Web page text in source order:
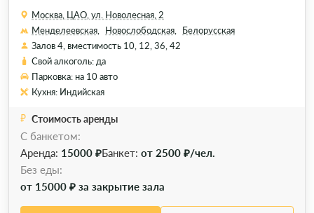
Москва, ЦАО, ул. Новолесная, 2
Менделеевская,
Новослободская,
Белорусская
Залов 4, вместимость 10, 12, 36, 42
Свой алкоголь: да
Парковка: на 10 авто
Кухня: Индийская
Стоимость аренды
С банкетом:
Аренда: 15000 ₽Банкет: от 2500 ₽/чел.
Без еды:
от 15000 ₽ за закрытие зала